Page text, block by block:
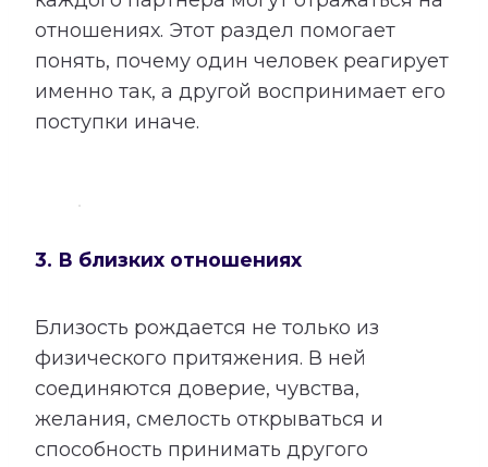
отношениях. Этот раздел помогает
понять, почему один человек реагирует
именно так, а другой воспринимает его
поступки иначе.
3. В близких отношениях
Близость рождается не только из
физического притяжения. В ней
соединяются доверие, чувства,
желания, смелость открываться и
способность принимать другого